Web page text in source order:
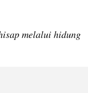
melalui hidung